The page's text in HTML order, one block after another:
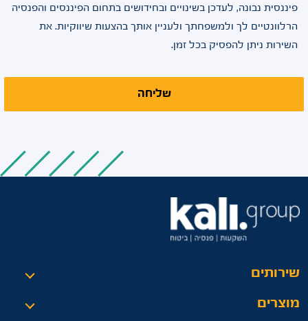
פיננסית נבונה, לעדכן בשינויים ובחידושים בתחום הפיננסים והפנסיה
הרלוונטיים לך ולמשפחתך ולעניין אותך בהצעות שיווקיות. את
השירות ניתן להפסיק בכל זמן.
שליחה
שירותים
מוצרים